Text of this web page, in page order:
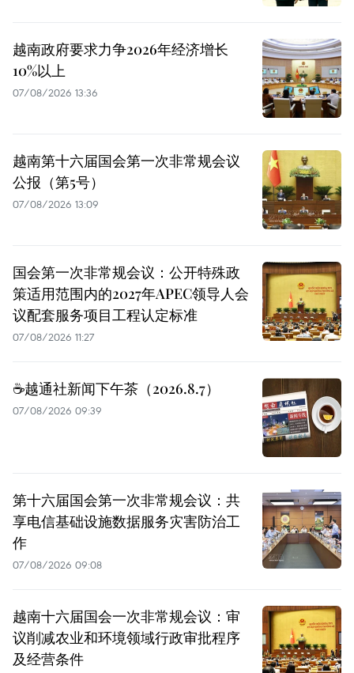
越南政府要求力争2026年经济增长
10%以上
07/08/2026 13:36
越南第十六届国会第一次非常规会议
公报（第5号）
07/08/2026 13:09
国会第一次非常规会议：公开特殊政
策适用范围内的2027年APEC领导人会
议配套服务项目工程认定标准
07/08/2026 11:27
☕️越通社新闻下午茶（2026.8.7）
07/08/2026 09:39
第十六届国会第一次非常规会议：共
享电信基础设施数据服务灾害防治工
作
07/08/2026 09:08
越南十六届国会一次非常规会议：审
议削减农业和环境领域行政审批程序
及经营条件